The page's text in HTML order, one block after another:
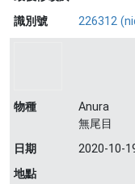
識別號
226312
物種
Anura
無尾目
日期
2020-10-
地點